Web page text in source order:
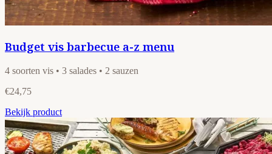
Budget vis barbecue a-z menu
4 soorten vis • 3 salades • 2 sauzen
€24,75
Bekijk product